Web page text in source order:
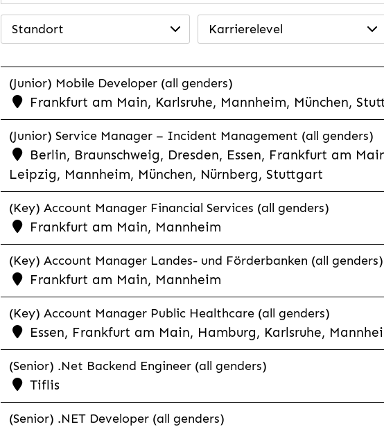
Standort Karrierelevel
(Junior) Mobile Developer (all genders)
Frankfurt am Main, Karlsruhe, Mannheim, München,
(Junior) Service Manager – Incident Management (all genders)
Berlin, Braunschweig, Dresden, Essen, Frankfurt am
Leipzig, Mannheim, München, Nürnberg, Stuttgart
(Key) Account Manager Financial Services (all genders)
Frankfurt am Main, Mannheim
(Key) Account Manager Landes- und Förderbanken (all genders)
Frankfurt am Main, Mannheim
(Key) Account Manager Public Healthcare (all genders)
Essen, Frankfurt am Main, Hamburg, Karlsruhe,
(Senior) .Net Backend Engineer (all genders)
Tiflis
(Senior) .NET Developer (all genders)